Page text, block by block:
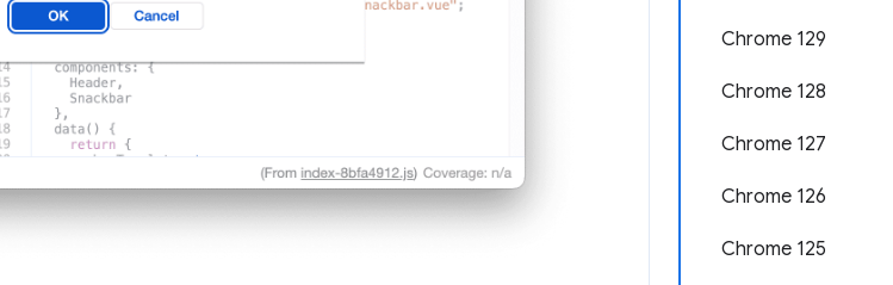
Chrome 129
Chrome 128
Chrome 127
Chrome 126
Chrome 125